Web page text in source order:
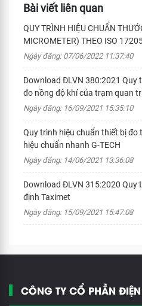
Bài viết liên quan
QUY TRÌNH HIỆU CHUẨN
MICROMETER) THEO ISO
Ngày đăng: 07/06/2022 11:37:40
Download ĐLVN 380:2021 Quy
đo nồng độ khí của trạm quan
Ngày đăng: 16/09/2021 15:35:10
Quy trình hiệu chuẩn thiết bị đo
hiệu chuẩn nhanh G-TECH
Ngày đăng: 14/06/2021 13:36:08
Download ĐLVN 315:2020 Quy
định Taximet
Ngày đăng: 15/09/2021 15:47:08
CÔNG TY CỔ PHẦN ĐIỆN